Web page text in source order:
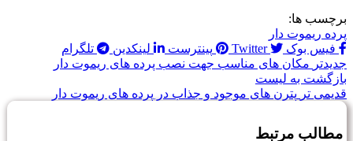
برچسب ها:
پرده ریموت دار
فیس بوک
Twitter پینترست لینکدین
تلگرام
جدیدتر مکان های مناسب جهت نصب پرده های ریموت دار
بازگشت به لیست
قدیمی تر پترن های موجود و جذاب در پرده های ریموت دار
مطالب مرتبط